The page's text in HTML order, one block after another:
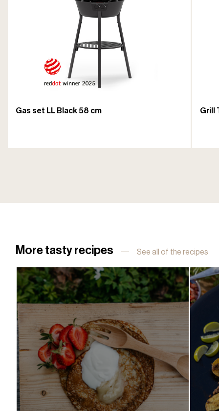
Gas set LL Black 58 cm Grill
More tasty recipes See all of the recipes